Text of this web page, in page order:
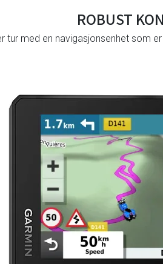
ROBUST
tur med en navigasjonsenhet som